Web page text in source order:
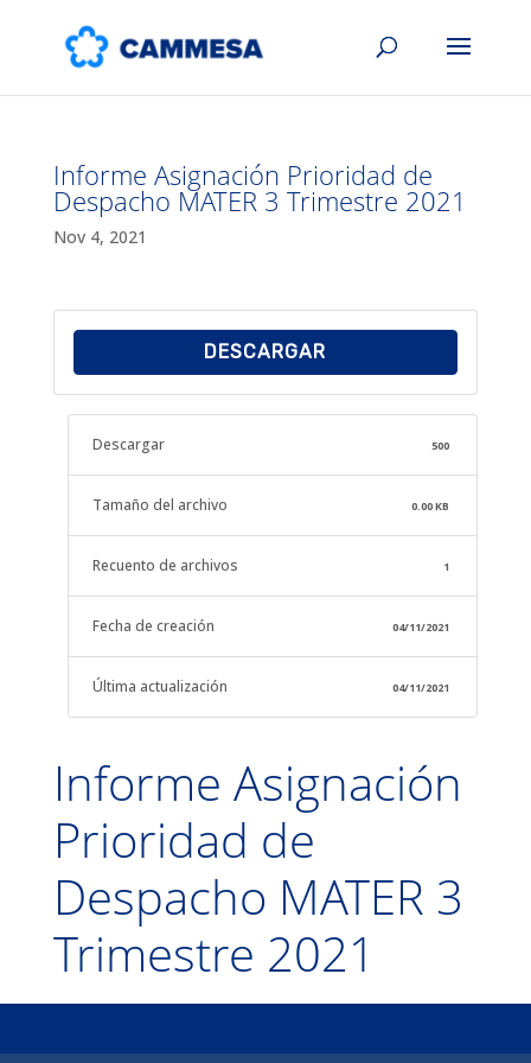
Informe Asignación Prioridad de
Despacho MATER 3 Trimestre 2021
Nov 4, 2021
DESCARGAR
Descargar 500
Tamaño del archivo 0.00 KB
Recuento de archivos 1
Fecha de creación 04/11/2021
Última actualización 04/11/2021
Informe Asignación
Prioridad de
Despacho MATER 3
Trimestre 2021